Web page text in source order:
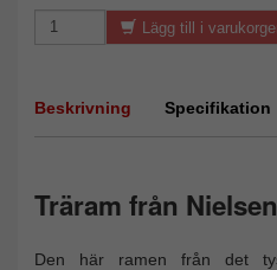
Lägg till i
Beskrivning Specifikation
Träram från Nielsen
Den här ramen från det